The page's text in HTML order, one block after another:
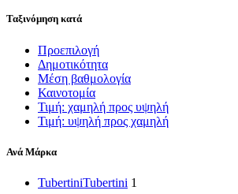
Ταξινόμηση κατά
Προεπιλογή
Δημοτικότητα
Μέση βαθμολογία
Καινοτομία
Τιμή: χαμηλή προς υψηλή
Τιμή: υψηλή προς χαμηλή
Ανά Μάρκα
TubertiniTubertini 1